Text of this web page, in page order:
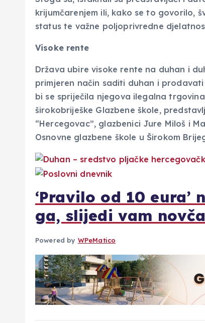
krijumčarenjem ili, kako se to govorilo,
status te važne poljoprivredne
Visoke rente
Država ubire visoke rente na duhan i
primjeren način saditi duhan i
bi se spriječila njegova ilegalna
širokobriješke Glazbene škole,
“Hercegovac”, glazbenici Jure Miloš i
Osnovne glazbene škole u Širokom
‘Pravilo od 10
ga, slijedi vam
Powered by WPeMatico